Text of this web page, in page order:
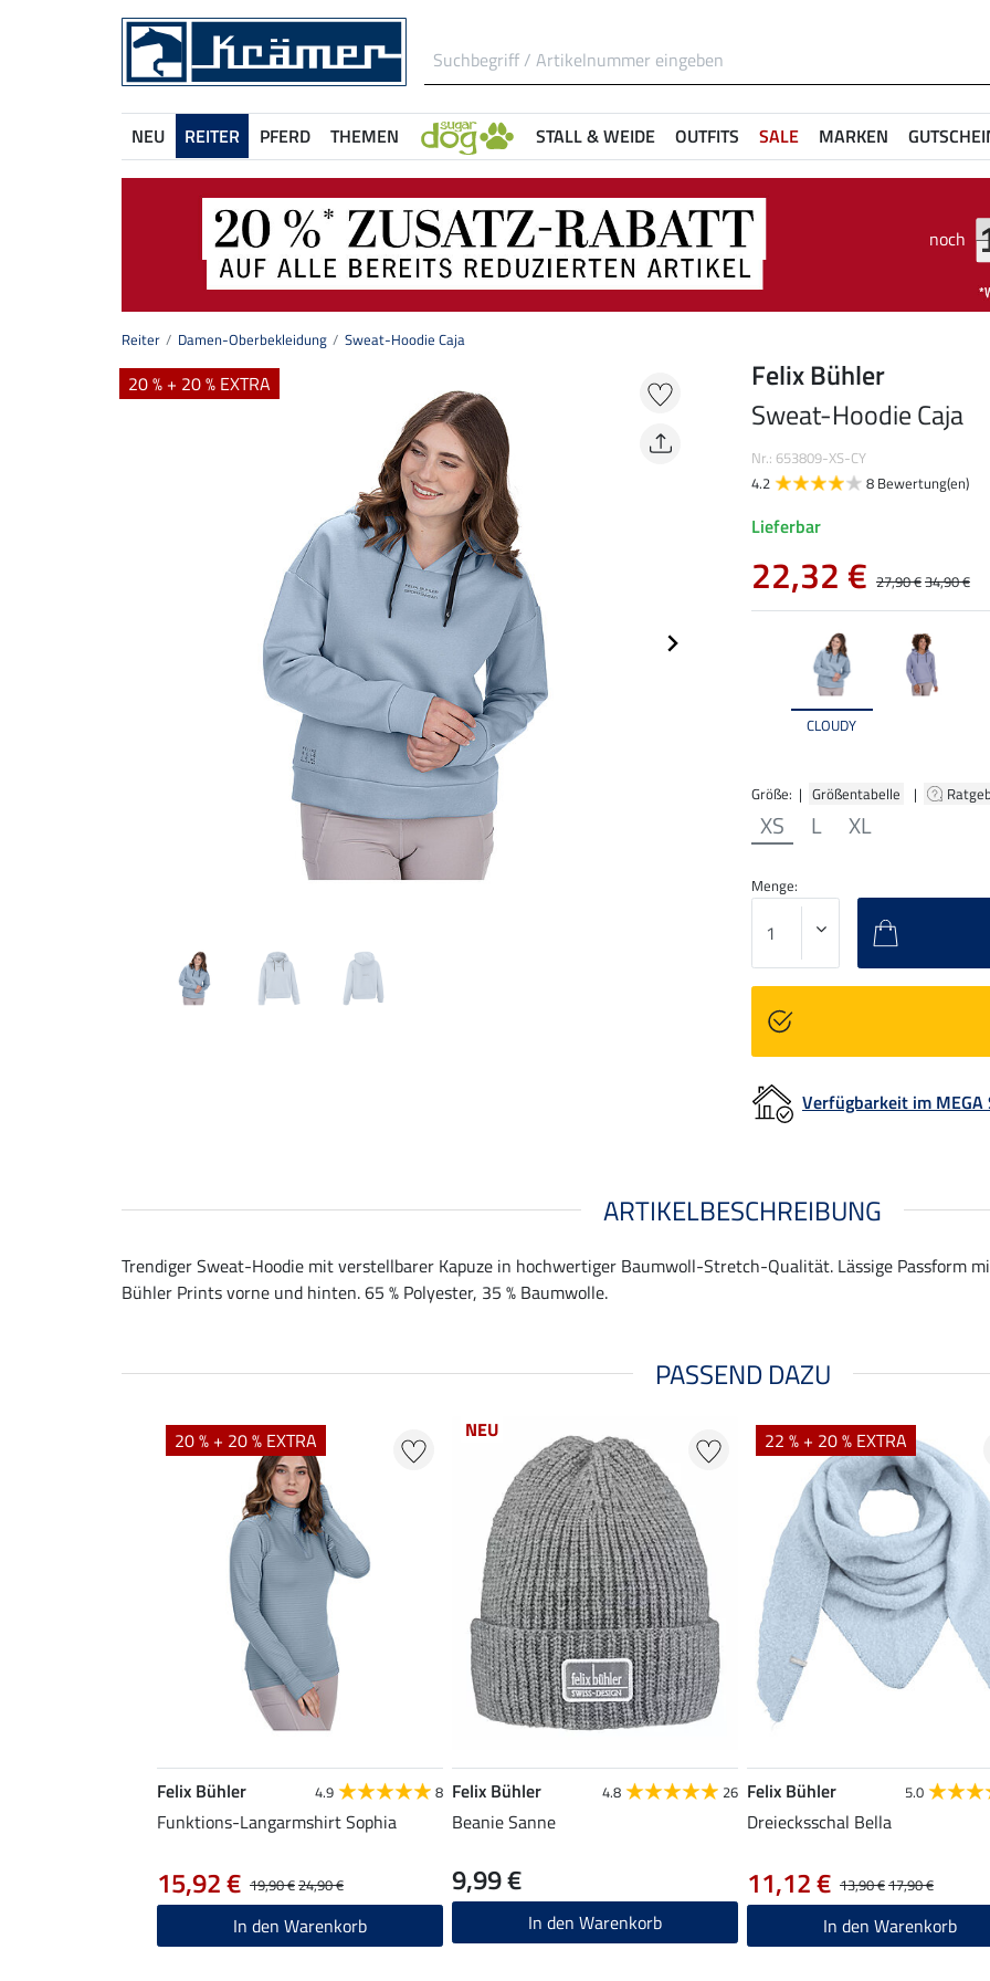
NEU REITER PFERD THEMEN STALL & WEIDE OUTFITS SALE MARKEN
noch
Reiter Damen-Oberbekleidung Sweat-Hoodie Caja
20 % + 20 % EXTRA
CLOUDY
Größe: | Größentabelle |
XS L XL
Felix Bühler
Sweat-Hoodie Caja
Nr.: 653809-XS-CY
4.2
8 Bewertung(en)
Lieferbar
22,32 € 27,90 €34,90 €
Menge:
Verfügbarkeit im MEGA
ARTIKELBESCHREIBUNG
Trendiger Sweat-Hoodie mit verstellbarer Kapuze in hochwertiger Baumwoll-Stretch-Qualität. Lässige Passform
Bühler Prints vorne und hinten. 65 % Polyester, 35 % Baumwolle.
PASSEND DAZU
20 % + 20 % EXTRA
Felix Bühler 4.9 8
Funktions-Langarmshirt Sophia
19,90 €24,90 €
15,92 €
In den Warenkorb
NEU
Felix Bühler 4.8 26
Beanie Sanne
9,99 €
In den Warenkorb
22 % + 20 % EXTRA
Felix Bühler 5.0
Dreiecksschal Bella
13,90 €17,90 €
11,12 €
In den Warenkorb